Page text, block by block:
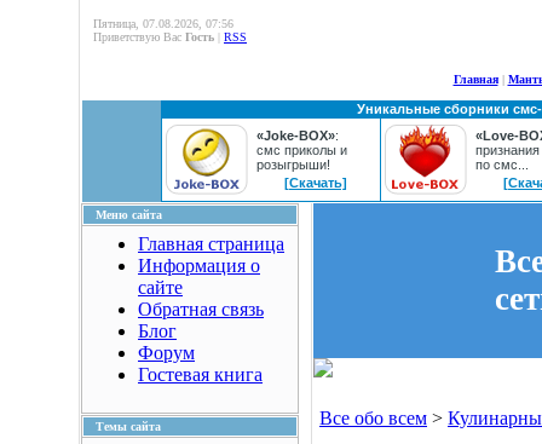
Пятница, 07.08.2026, 07:56
Приветствую Вас Гость | RSS
Главная|
Уникальные сборники
«Joke-BOX»:
смс приколы и
розыгрыши!
[Скачать]
«Love-
по смс...
Меню сайта
Главная страница
Информация о
сайте
Обратная связь
Блог
Форум
Гостевая книга
Темы сайта Все обо всем >